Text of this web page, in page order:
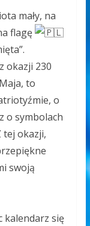
mały, na
flagę
okazji 230
to
o
o symbolach
okazji,
swoją
kalendarz się